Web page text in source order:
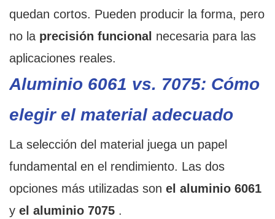
quedan cortos. Pueden producir la forma, pero
no la precisión funcional necesaria para las
aplicaciones reales.
Aluminio 6061 vs. 7075: Cómo
elegir el material adecuado
La selección del material juega un papel
fundamental en el rendimiento. Las dos
opciones más utilizadas son el aluminio 6061
y el aluminio 7075 .